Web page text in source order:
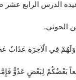
الدرس الرابع عشر صـ
الحوثي.
وَلَهُمْ فِي الْآخِرَةِ عَذَابٌ
بَعْضُكُمْ لِبَعْضٍ عَدُوٌّ